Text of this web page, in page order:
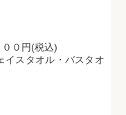
０円(税込)
イスタオル・バスタオ